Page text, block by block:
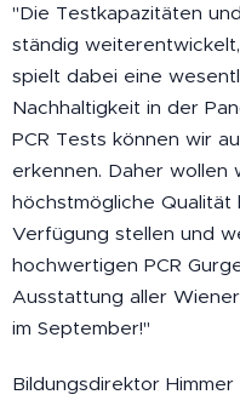
"Die Testkapazitäten
ständig
spielt dabei eine
Nachhaltigkeit in der
PCR Tests können wir
erkennen. Daher wollen
höchstmögliche
Verfügung stellen und
hochwertigen PCR
Ausstattung aller
im September!"
Bildungsdirektor